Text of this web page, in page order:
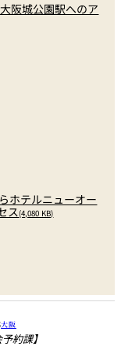
阪城公園駅へのア
ホテルニューオー
ス (4,080 KB)
大阪
約課】